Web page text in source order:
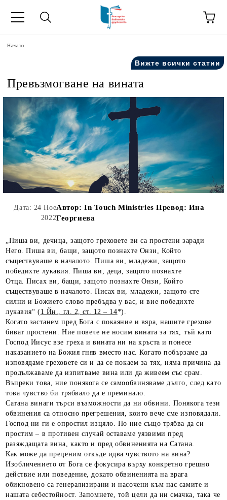
Начало
Вижте всички статии
Превъзмогване на вината
Дата: 24 Ное
2022
Автор: In Touch Ministries Превод: Ина
Георгиева
„Пиша ви, дечица, защото греховете ви са простени заради
Него. Пиша ви, бащи, защото познахте Онзи, Който
съществуваше в началото. Пиша ви, младежи, защото
победихте лукавия. Пиша ви, деца, защото познахте
Отца. Писах ви, бащи, защото познахте Онзи, Който
съществуваше в началото. Писах ви, младежи, защото сте
силни и Божието слово пребъдва у вас, и вие победихте
лукавия“ (1 Йн., гл. 2, ст. 12 – 14*).
Когато застанем пред Бога с покаяние и вяра, нашите грехове
биват простени. Ние повече не носим вината за тях, тъй като
Господ Иисус взе греха и вината ни на кръста и понесе
наказанието на Божия гняв вместо нас. Когато побързаме да
изповядаме греховете си и да се покаем за тях, няма причина да
продължаваме да изпитваме вина или да живеем със срам.
Въпреки това, ние понякога се самообвиняваме дълго, след като
това чувство би трябвало да е преминало.
Сатана винаги търси възможности да ни обвини. Понякога тези
обвинения са относно прегрешения, които вече сме изповядали.
Господ ни ги е опростил изцяло. Но ние също трябва да си
простим – в противен случай оставаме уязвими пред
разяждащата вина, както и пред обвиненията на Сатана.
Как може да преценим откъде идва чувството на вина?
Изобличението от Бога се фокусира върху конкретно грешно
действие или поведение, докато обвиненията на врага
обикновено са генерализирани и насочени към нас самите и
нашата себестойност. Запомнете, той цели да ни смачка, така че